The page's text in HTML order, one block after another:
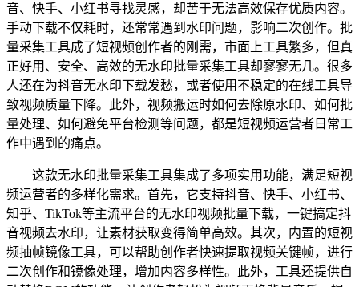
音、快手、小红书寻找灵感，却苦于无法高效保存优质内容。
手动下载不仅耗时，还常常遇到水印问题，影响二次创作。批
量采集工具成了短视频创作者的刚需，市面上工具繁多，但真
正好用、安全、高效的无水印批量采集工具却寥寥无几。很多
人还在为抖音无水印下载发愁，或者使用不稳定的在线工具导
致视频质量下降。此外，视频搬运时如何去除原水印、如何批
量处理、如何避免平台检测等问题，都是短视频运营者日常工
作中遇到的痛点。
这款无水印批量采集工具集成了多项实用功能，满足短视
频运营者的多样化需求。首先，它支持抖音、快手、小红书、
知乎、TikTok等主流平台的无水印视频批量下载，一键搞定抖
音视频去水印，让素材获取变得简单高效。其次，内置的短视
频抽帧镜像工具，可以帮助创作者快速提取视频关键帧，进行
二次创作和镜像处理，增加内容多样性。此外，工具还提供自